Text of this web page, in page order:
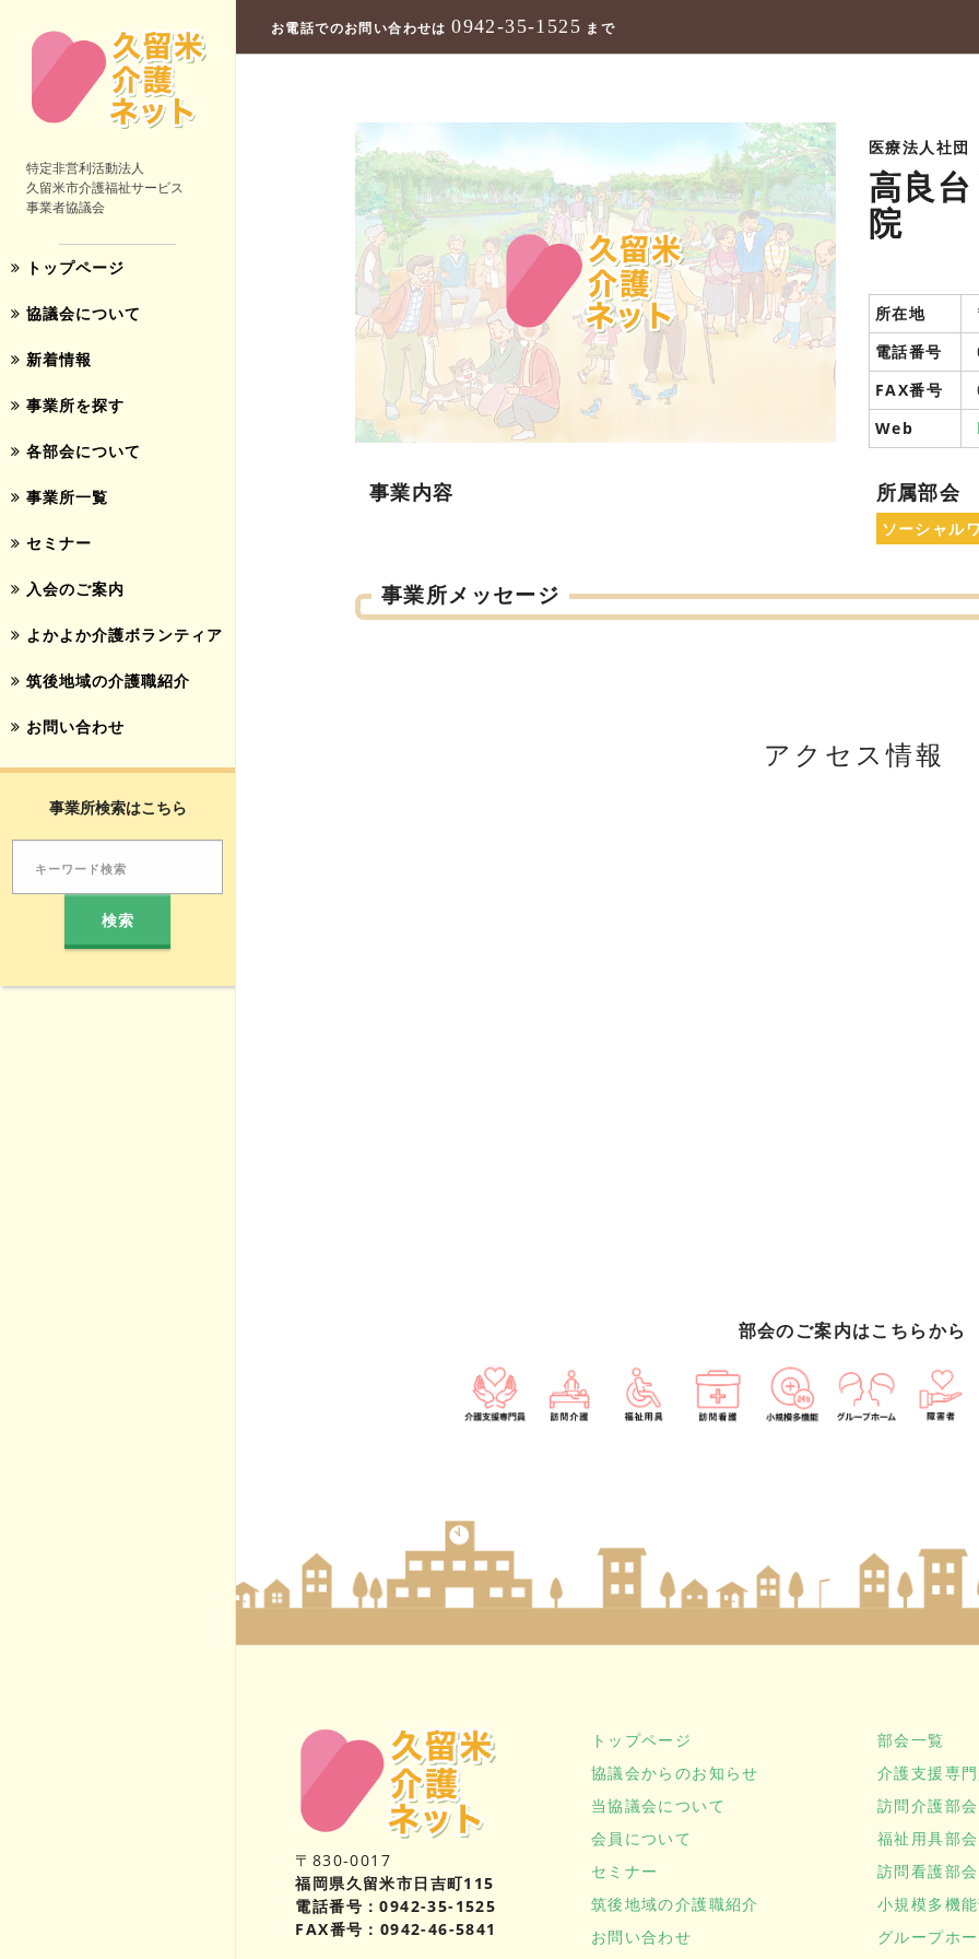
特定非営利活動法人
久留米市介護福祉サービス
事業者協議会
トップページ
協議会について
新着情報
事業所を探す
各部会について
事業所一覧
セミナー
入会のご案内
よかよか介護ボランティア
筑後地域の介護職紹介
お問い合わせ
事業所検索はこちら
お電話でのお問い合わせは0942-35-1525 まで
医療法人社
高良
院
所在地
電話番号
FAX番号
Web
事業内容 所属部会
ソーシャル
事業所メッセージ
アクセス情報
部会のご案内はこちらから
〒830-0017
福岡県久留米市日吉町115
電話番号：0942-35-1525
FAX番号：0942-46-5841
トップページ
協議会からのお知らせ
当協議会について
会員について
セミナー
筑後地域の介護職紹介
お問い合わせ
部会一覧
介護支援専
訪問介護部会
福祉用具部会
訪問看護部会
小規模多機
グループホ